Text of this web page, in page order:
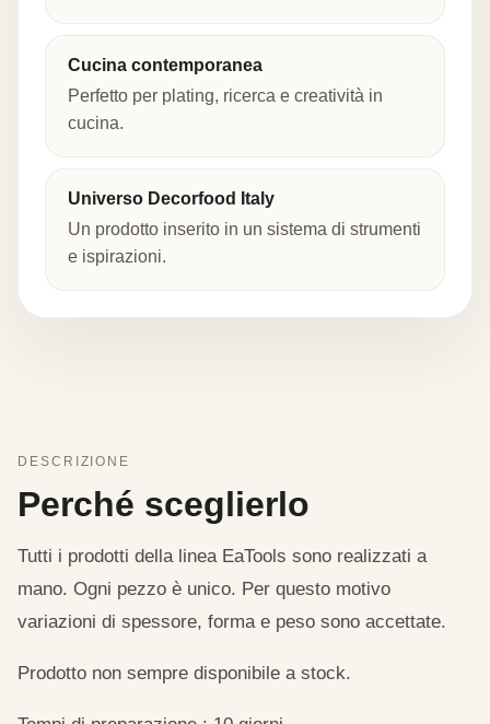
Cucina contemporanea
Perfetto per plating, ricerca e creatività in
cucina.
Universo Decorfood Italy
Un prodotto inserito in un sistema di strumenti
e ispirazioni.
DESCRIZIONE
Perché sceglierlo
Tutti i prodotti della linea EaTools sono realizzati a
mano. Ogni pezzo è unico. Per questo motivo
variazioni di spessore, forma e peso sono accettate.
Prodotto non sempre disponibile a stock.